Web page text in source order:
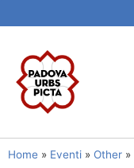
Home » Eventi » Other »